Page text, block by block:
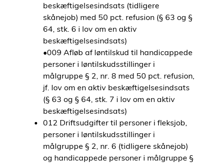
beskæftigelsesindsats (tidligere
skånejob) med 50 pct. refusion (§ 63 og §
64, stk. 6 i lov om en aktiv
beskæftigelsesindsats)
•009 Afløb af løntilskud til handicappede
personer i løntilskudsstillinger i
målgruppe § 2, nr. 8 med 50 pct. refusion,
jf. lov om en aktiv beskæftigelsesindsats
(§ 63 og § 64, stk. 7 i lov om en aktiv
beskæftigelsesindsats)
012 Driftsudgifter til personer i fleksjob,
personer i løntilskudsstillinger i
målgruppe § 2, nr. 6 (tidligere skånejob)
og handicappede personer i målgruppe §